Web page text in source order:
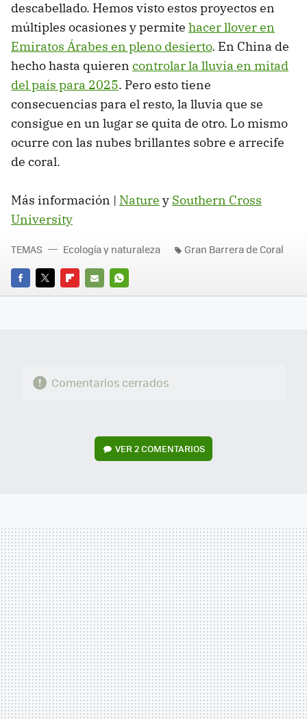
descabellado. Hemos visto estos proyectos en
múltiples ocasiones y permite hacer llover en
Emiratos Árabes en pleno desierto. En China de
hecho hasta quieren controlar la lluvia en mitad
del país para 2025. Pero esto tiene
consecuencias para el resto, la lluvia que se
consigue en un lugar se quita de otro. Lo mismo
ocurre con las nubes brillantes sobre e arrecife
de coral.
Más información | Nature y Southern Cross
University
FACEBOOK
TWITTERFLIPBOARD
E-
WHATSAPP
TEMAS Ecología y naturaleza Gran Barrera de Coral
Comentarios cerrados
VER2 COMENTARIOS